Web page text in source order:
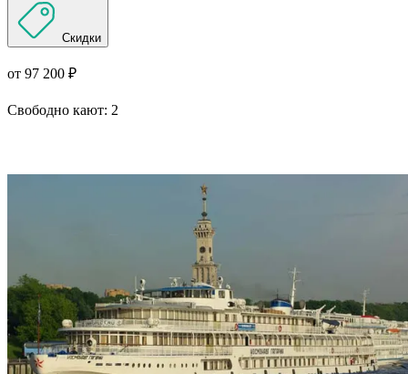
Скидки
от 97 200 ₽
Свободно кают: 2